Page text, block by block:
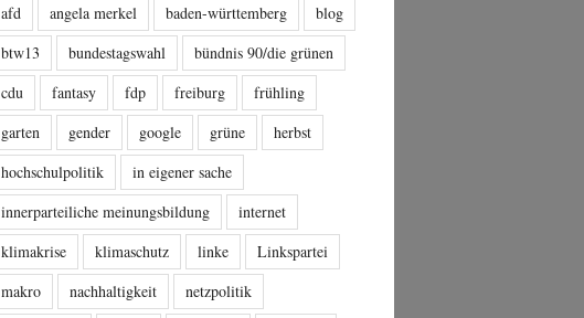
afd angela merkel baden-württemberg
blog
btw13
bundestagswahl
bündnis 90/die grünen
cdu
fantasy fdp freiburg
frühling
garten
gender google grüne
herbst
hochschulpolitik
in eigener sache
innerparteiliche meinungsbildung
internet
klimakrise
klimaschutz linke
Linkspartei
makro
nachhaltigkeit
netzpolitik